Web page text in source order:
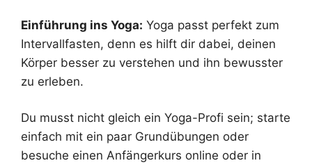
Einführung ins Yoga: Yoga passt perfekt zum
Intervallfasten, denn es hilft dir dabei, deinen
Körper besser zu verstehen und ihn bewusster
zu erleben.
Du musst nicht gleich ein Yoga-Profi sein; starte
einfach mit ein paar Grundübungen oder
besuche einen Anfängerkurs online oder in